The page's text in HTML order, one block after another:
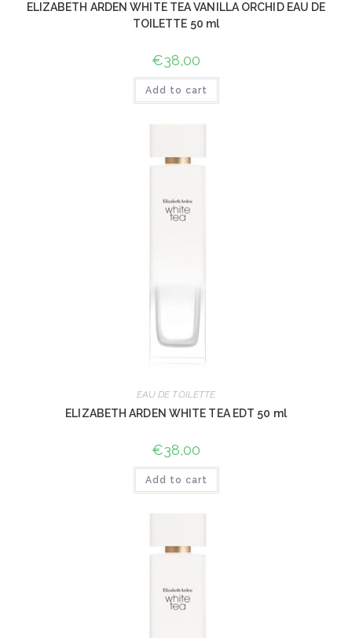
ELIZABETH ARDEN WHITE TEA VANILLA ORCHID EAU DE
TOILETTE 50 ml
€38,00
Add to cart
EAU DE TOILETTE
ELIZABETH ARDEN WHITE TEA EDT 50 ml
€38,00
Add to cart